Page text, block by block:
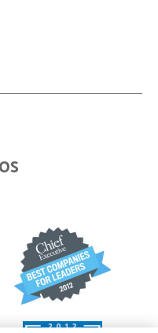
Learn
more
about
2012
y
2010:
Mejor
Learn